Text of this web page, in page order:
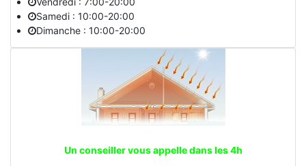
Samedi : 10:00-20:00
Dimanche : 10:00-20:00
Un conseiller vous appelle dans les 4h